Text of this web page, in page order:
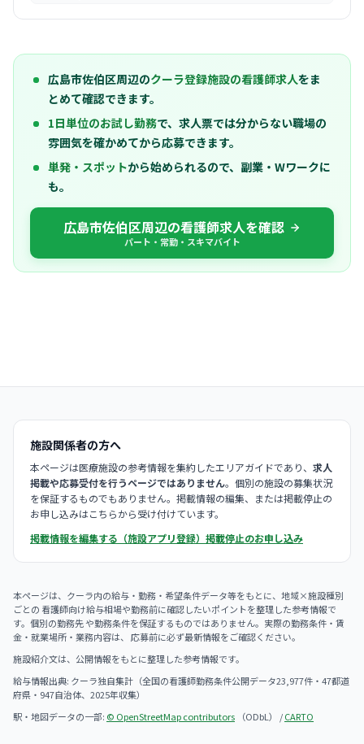
広島市佐伯区周辺のクーラ登録施設の看護師求人をま
とめて確認できます。
1日単位のお試し勤務で、求人票では分からない職場の
雰囲気を確かめてから応募できます。
単発・スポットから始められるので、副業・Wワークに
も。
広島市佐伯区周辺の看護師求人を確認
パート・常勤・スキマバイト
施設関係者の方へ
本ページは医療施設の参考情報を集約したエリアガイドであり、 求人
掲載や応募受付を行うページではありません。個別の施設の募集状況
を保証するものでもありません。掲載情報の編集、または掲載停止の
お申し込みはこちらから受け付けています。
掲載情報を編集する（施設アプリ登録） 掲載停止のお申し込み
本ページは、クーラ内の給与・勤務・希望条件データ等をもとに、地域×施設種別
ごとの 看護師向け給与相場や勤務前に確認したいポイントを整理した参考情報で
す。個別の勤務先 や勤務条件を保証するものではありません。実際の勤務条件・賃
金・就業場所・業務内容は、 応募前に必ず最新情報をご確認ください。
施設紹介文は、公開情報をもとに整理した参考情報です。
給与情報出典: クーラ独自集計（全国の看護師勤務条件公開データ23,977件・47都道
府県・947自治体、2025年収集）
駅・地図データの一部: © OpenStreetMap contributors （ODbL） /CARTO